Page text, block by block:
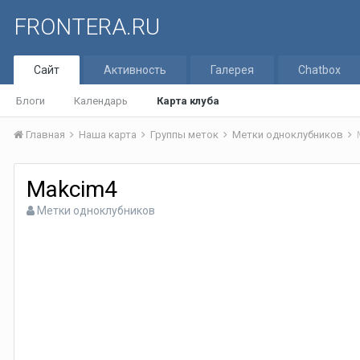
FRONTERA.RU
Сайт
Блоги Календарь Карта клуба
Активность Галерея Chatbox
Главная Наша карта Группы меток Метки одноклубников
Makcim4
Метки одноклубников